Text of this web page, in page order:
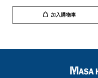
加入購物車